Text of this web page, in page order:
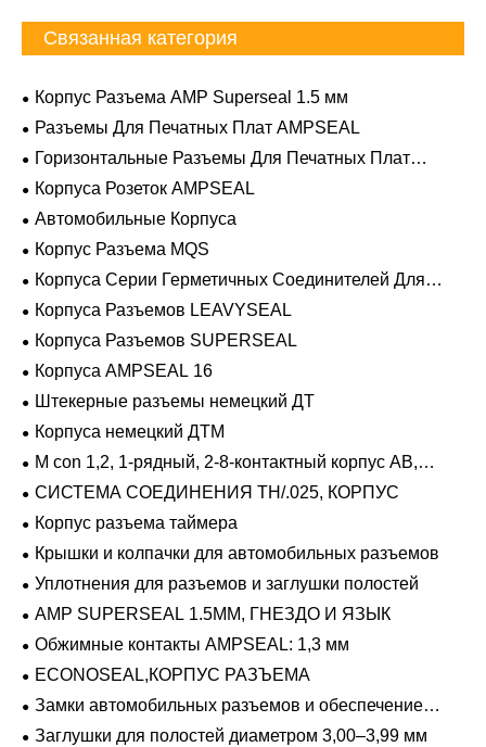
Связанная категория
Корпус Разъема AMP Superseal 1.5 мм
Разъемы Для Печатных Плат AMPSEAL
Горизонтальные Разъемы Для Печатных Плат
AMPSEAL
Корпуса Розеток AMPSEAL
Автомобильные Корпуса
Корпус Разъема MQS
Корпуса Серии Герметичных Соединителей Для
Тяжелых Условий Эксплуатации
Корпуса Разъемов LEAVYSEAL
Корпуса Разъемов SUPERSEAL
Корпуса AMPSEAL 16
Штекерные разъемы немецкий ДТ
Корпуса немецкий ДТМ
M con 1,2, 1-рядный, 2-8-контактный корпус AB,
герметичный
СИСТЕМА СОЕДИНЕНИЯ TH/.025, КОРПУС
Корпус разъема таймера
Крышки и колпачки для автомобильных разъемов
Уплотнения для разъемов и заглушки полостей
AMP SUPERSEAL 1.5MM, ГНЕЗДО И ЯЗЫК
Обжимные контакты AMPSEAL: 1,3 мм
ECONOSEAL,КОРПУС РАЗЪЕМА
Замки автомобильных разъемов и обеспечение
положения
Заглушки для полостей диаметром 3,00–3,99 мм